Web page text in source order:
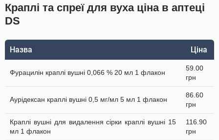
Краплі та спреї для вуха ціна в аптеці
DS
Назва Ціна
Фурацилін краплі вушні 0,066 % 20 мл 1 флакон
59.00
грн
Аурiдексан краплі вушні 0,5 мг/мл 5 мл 1 флакон
86.60
грн
Краплі вушні для видалення сірки краплі вушні 15
мл 1 флакон
116.90
грн